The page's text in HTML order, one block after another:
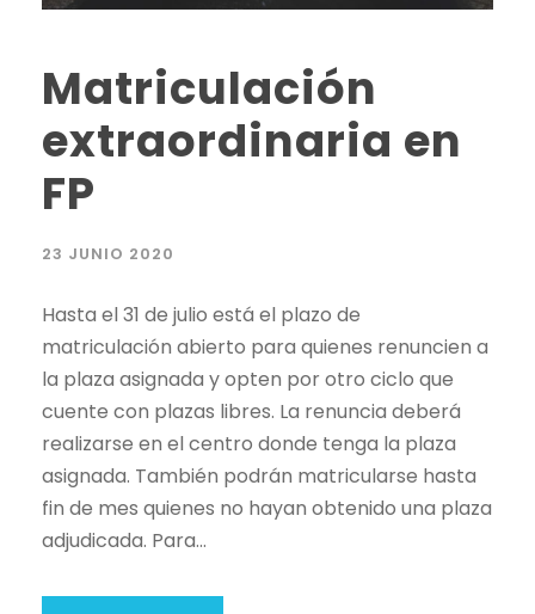
Matriculación
extraordinaria en
FP
23 JUNIO 2020
Hasta el 31 de julio está el plazo de
matriculación abierto para quienes renuncien a
la plaza asignada y opten por otro ciclo que
cuente con plazas libres. La renuncia deberá
realizarse en el centro donde tenga la plaza
asignada. También podrán matricularse hasta
fin de mes quienes no hayan obtenido una plaza
adjudicada. Para...